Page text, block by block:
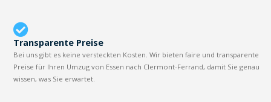
Transparente Preise
Bei uns gibt es keine versteckten Kosten. Wir bieten faire und transparente
Preise für Ihren Umzug von Essen nach Clermont-Ferrand, damit Sie genau
wissen, was Sie erwartet.